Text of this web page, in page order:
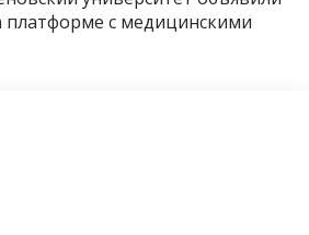
платформе с медицинскими